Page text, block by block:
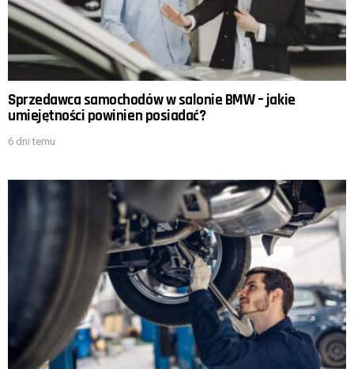
Sprzedawca samochodów w salonie BMW – jakie
umiejętności powinien posiadać?
6 dni temu